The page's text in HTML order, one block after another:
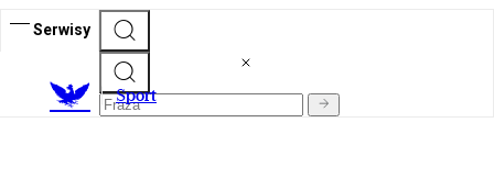
Serwisy
Sport